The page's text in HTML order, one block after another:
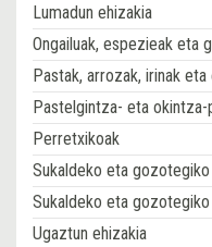
Lumadun ehizakia
Ongailuak, espezieak eta
Pastak, arrozak, irinak
Pastelgintza- eta okintza-
Perretxikoak
Sukaldeko eta
Sukaldeko eta
Ugaztun ehizakia